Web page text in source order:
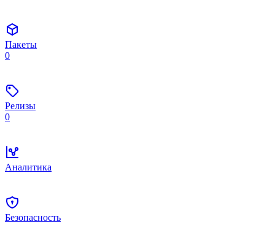
Пакеты
0
Релизы
0
Аналитика
Безопасность